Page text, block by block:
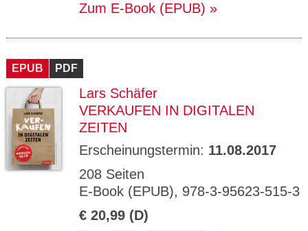
Zum E-Book (EPUB)
EPUB PDF
Lars Schäfer
VERKAUFEN IN DIGITALEN
ZEITEN
Erscheinungstermin: 11.08.2017
208 Seiten
E-Book (EPUB), 978-3-95623-515-3
€ 20,99 (D)